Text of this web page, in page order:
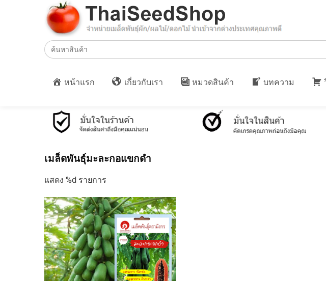
Search
for:
หน้าแรก เกี่ยวกับเรา หมวดสินค้า บทความ
เมล็ดพันธุ์มะละกอแขกดำ
แสดง %d รายการ